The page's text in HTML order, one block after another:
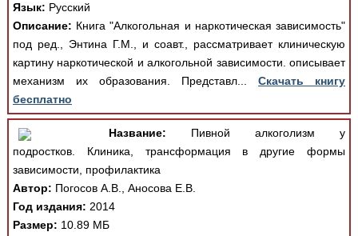
Язык: Русский
Описание: Книга "Алкогольная и наркотическая зависимость"
под ред., Энтина Г.М., и соавт., рассматривает клиническую
картину наркотической и алкогольной зависимости. описывает
механизм их образования. Представл...Скачать книгу
бесплатно
Название: Пивной алкоголизм у
подростков. Клиника, трансформация в другие формы
зависимости, профилактика
Автор: Погосов А.В., Аносова Е.В.
Год издания: 2014
Размер: 10.89 МБ